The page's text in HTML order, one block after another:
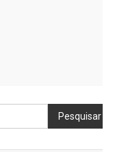
Pesquisar